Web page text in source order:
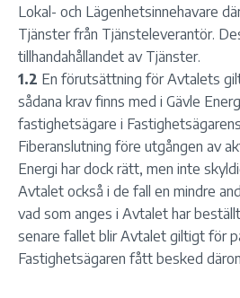
Lokal- och Lägenhetsinnehavare
Tjänster från Tjänsteleverantör.
tillhandahållandet av Tjänster.
1.2 En förutsättning för Avtalets
sådana krav finns med i Gävle
fastighetsägare i
Fiberanslutning före utgången av
Energi har dock rätt, men inte
Avtalet också i de fall en mindre
vad som anges i Avtalet har
senare fallet blir Avtalet giltigt för
Fastighetsägaren fått besked